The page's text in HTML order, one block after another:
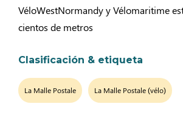
VéloWestNormandy y Vélomaritime
cientos de metros
Clasificación & etiqueta
La Malle Postale La Malle Postale (vélo)